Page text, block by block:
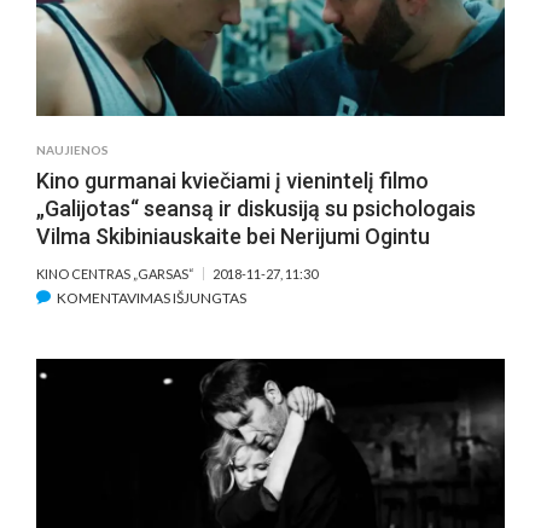
PROJEKTĄ
„KINO
SKLAIDA
REGIONUOSE“
NAUJIENOS
Kino gurmanai kviečiami į vienintelį filmo
„Galijotas“ seansą ir diskusiją su psichologais
Vilma Skibiniauskaite bei Nerijumi Ogintu
KINO CENTRAS „GARSAS“ 2018-11-27, 11:30
KOMENTAVIMAS IŠJUNGTASĮRAŠE
KVIEČIAMI
Į
VIENINTELĮ
FILMO
„GALIJOTAS“
SEANSĄ